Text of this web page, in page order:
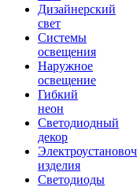
Дизайнерский
свет
Системы
освещения
Наружное
освещение
Гибкий
неон
Светодиодный
декор
изделия
Светодиоды